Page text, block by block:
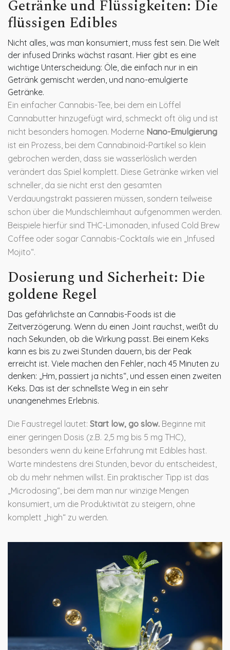
Getränke und Flüssigkeiten: Die
flüssigen Edibles
Nicht alles, was man konsumiert, muss fest sein. Die Welt
der infused Drinks wächst rasant. Hier gibt es eine
wichtige Unterscheidung: Öle, die einfach nur in ein
Getränk gemischt werden, und nano-emulgierte
Getränke.
Ein einfacher Cannabis-Tee, bei dem ein Löffel
Cannabutter hinzugefügt wird, schmeckt oft ölig und ist
nicht besonders homogen. Moderne Nano-Emulgierung
ist ein Prozess, bei dem Cannabinoid-Partikel so klein
gebrochen werden, dass sie wasserlöslich werden
verändert das Spiel komplett. Diese Getränke wirken viel
schneller, da sie nicht erst den gesamten
Verdauungstrakt passieren müssen, sondern teilweise
schon über die Mundschleimhaut aufgenommen werden.
Beispiele hierfür sind THC-Limonaden, infused Cold Brew
Coffee oder sogar Cannabis-Cocktails wie ein „Infused
Mojito“.
Dosierung und Sicherheit: Die
goldene Regel
Das gefährlichste an Cannabis-Foods ist die
Zeitverzögerung. Wenn du einen Joint rauchst, weißt du
nach Sekunden, ob die Wirkung passt. Bei einem Keks
kann es bis zu zwei Stunden dauern, bis der Peak
erreicht ist. Viele machen den Fehler, nach 45 Minuten zu
denken: „Hm, passiert ja nichts“, und essen einen zweiten
Keks. Das ist der schnellste Weg in ein sehr
unangenehmes Erlebnis.
Die Faustregel lautet: Start low, go slow. Beginne mit
einer geringen Dosis (z.B. 2,5 mg bis 5 mg THC),
besonders wenn du keine Erfahrung mit Edibles hast.
Warte mindestens drei Stunden, bevor du entscheidest,
ob du mehr nehmen willst. Ein praktischer Tipp ist das
„Microdosing“, bei dem man nur winzige Mengen
konsumiert, um die Produktivität zu steigern, ohne
komplett „high“ zu werden.